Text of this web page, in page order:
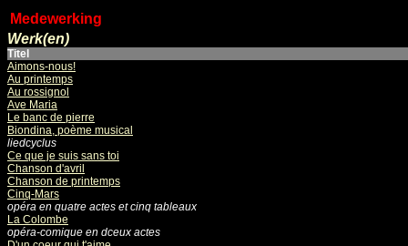
Medewerking
Werk(en)
Titel
Aimons-nous!
Au printemps
Au rossignol
Ave Maria
Le banc de pierre
Biondina, poème musical
liedcyclus
Ce que je suis sans toi
Chanson d'avril
Chanson de printemps
Cinq-Mars
opéra en quatre actes et cinq tableaux
La Colombe
opéra-comique en dceux actes